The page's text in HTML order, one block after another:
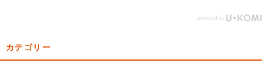
カテゴリー